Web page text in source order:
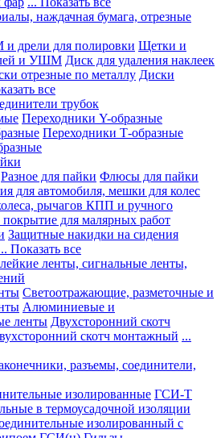
наждачная бумага, отрезные
дрели для полировки Щетки и
и УШМ Диск для удаления наклеек
отрезные по металлу Диски
все
трубок
Переходники Y-образные
Переходники Т-образные
Разное для пайки Флюсы для пайки
для автомобиля, мешки для колес
рычагов КПП и ручного
для малярных работ
Защитные накидки на сидения
Показать все
ленты, сигнальные ленты,
Светоотражающие, разметочные и
Алюминиевые и
ленты Двухсторонний скотч
скотч монтажный ...
разъемы, соединители,
изолированные ГСИ-Т
в термоусадочной изоляции
изолированный с